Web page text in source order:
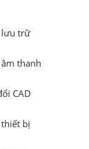
lưu trữ
thanh
CAD
bị